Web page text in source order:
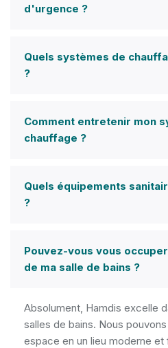
d'urgence ?
Quels systèmes de
?
Comment entretenir mon
chauffage ?
Quels équipements
?
Pouvez-vous vous
de ma salle de bains ?
Absolument, Hamdis excelle
salles de bains. Nous
espace en un lieu moderne